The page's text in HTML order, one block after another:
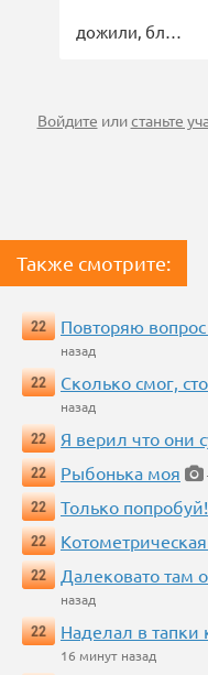
дожили, бл…
Войдите илистаньте
Также смотрите:
22 Повторяю
назад
22
Сколько смог,
назад
22
Я верил что они
22
Рыбонька моя
22
Только попробуй!
22
22
Далековато там
назад
22
Наделал в тапки
16 минут назад